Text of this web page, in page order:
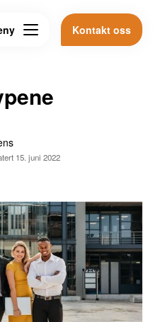
Kontakt oss
15. juni 2022